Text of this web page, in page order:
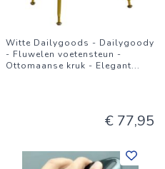
Witte Dailygoods - Dailygoody
- Fluwelen voetensteun -
Ottomaanse kruk - Elegant...
€ 77,95